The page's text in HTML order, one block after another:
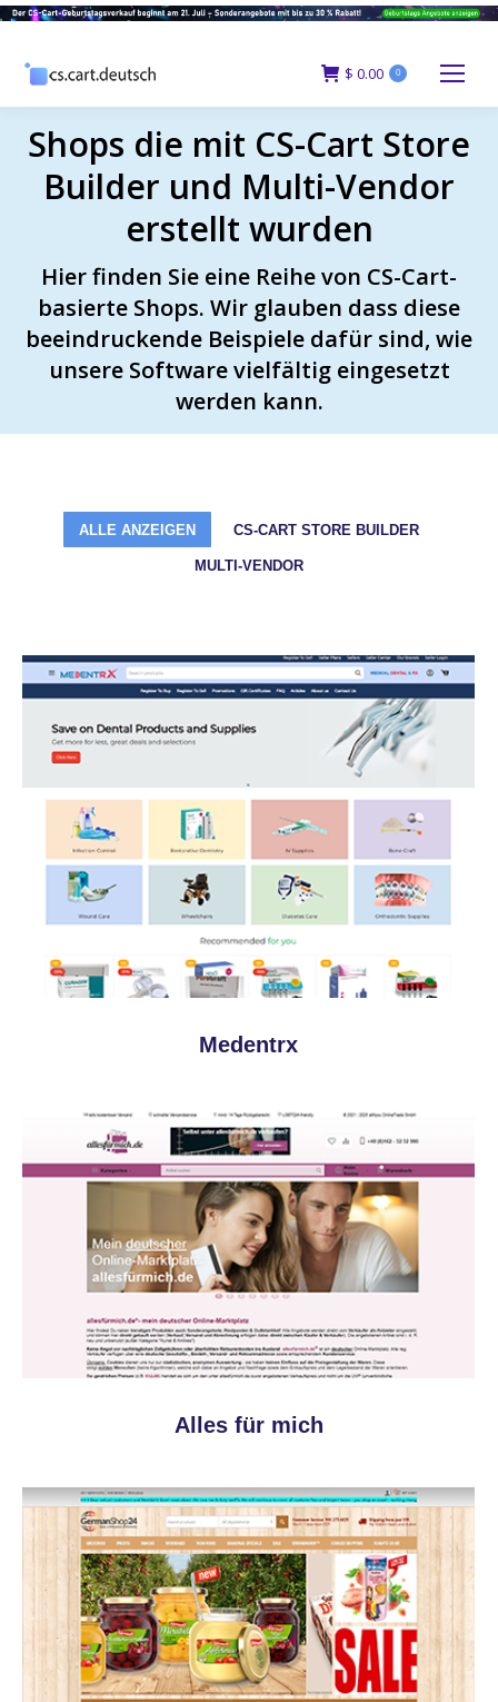
$ 0.00 0
Shops die mit CS-Cart Store
Builder und Multi-Vendor
erstellt wurden
Hier finden Sie eine Reihe von CS-Cart-
basierte Shops. Wir glauben dass diese
beeindruckende Beispiele dafür sind, wie
unsere Software vielfältig eingesetzt
werden kann.
ALLE ANZEIGEN CS-CART STORE BUILDER
MULTI-VENDOR
Medentrx
Alles für mich